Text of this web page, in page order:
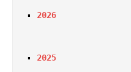
2026
2025